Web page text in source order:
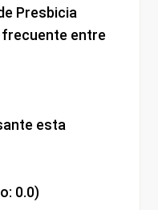
Presbicia
frecuente entre
esta
0.0)